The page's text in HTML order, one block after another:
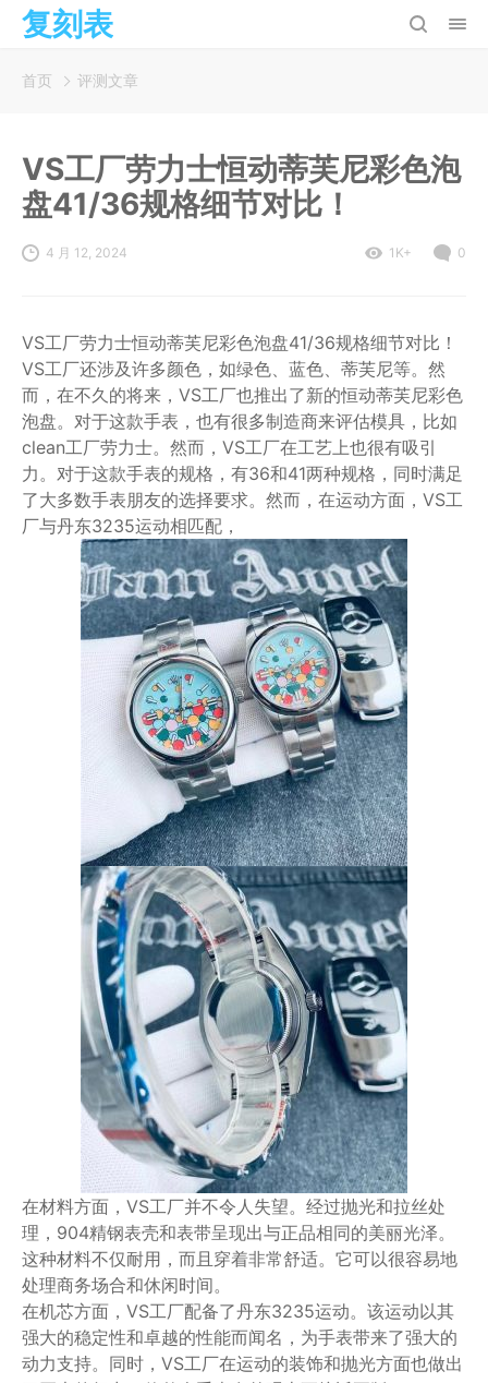
复刻表
首页 评测文章
VS工厂劳力士恒动蒂芙尼彩色泡
盘41/36规格细节对比！
4 月 12, 2024 1K+ 0
VS工厂劳力士恒动蒂芙尼彩色泡盘41/36规格细节对比！
VS工厂还涉及许多颜色，如绿色、蓝色、蒂芙尼等。然
而，在不久的将来，VS工厂也推出了新的恒动蒂芙尼彩色
泡盘。对于这款手表，也有很多制造商来评估模具，比如
clean工厂劳力士。然而，VS工厂在工艺上也很有吸引
力。对于这款手表的规格，有36和41两种规格，同时满足
了大多数手表朋友的选择要求。然而，在运动方面，VS工
厂与丹东3235运动相匹配，
在材料方面，VS工厂并不令人失望。经过抛光和拉丝处
理，904精钢表壳和表带呈现出与正品相同的美丽光泽。
这种材料不仅耐用，而且穿着非常舒适。它可以很容易地
处理商务场合和休闲时间。
在机芯方面，VS工厂配备了丹东3235运动。该运动以其
强大的稳定性和卓越的性能而闻名，为手表带来了强大的
动力支持。同时，VS工厂在运动的装饰和抛光方面也做出